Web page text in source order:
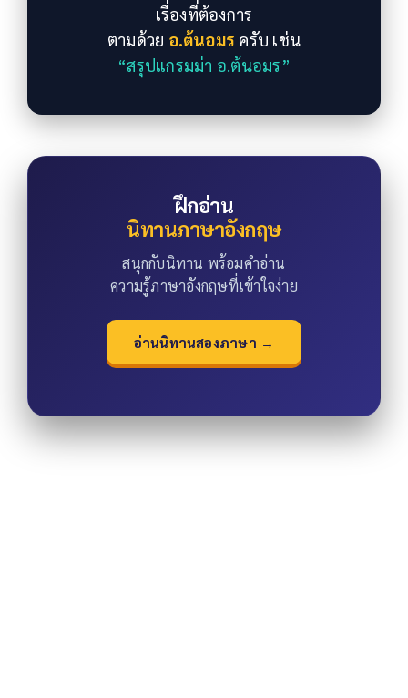
เรื่องที่ต้องการ
ตามด้วย อ.ต้นอมร ครับ เช่น
“สรุปแกรมม่า อ.ต้นอมร”
ฝึกอ่าน
นิทานภาษาอังกฤษ
สนุกกับนิทาน พร้อมคำอ่าน
ความรู้ภาษาอังกฤษที่เข้าใจง่าย
อ่านนิทานสองภาษา →